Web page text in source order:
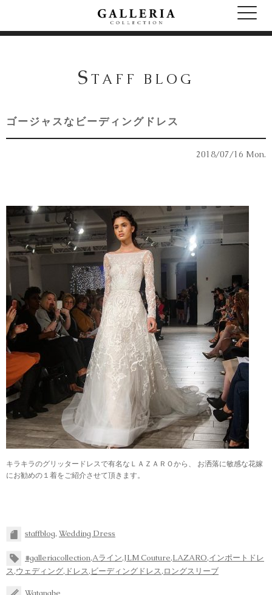
S TAFF BLOG
ゴージャスなビーディングドレス
2018/07/16 Mon.
キラキラのグリッタードレスで有名なＬＡＺＡＲＯから、 お洒落に敏感な花嫁
にお勧めの１着をご紹介させて頂きます。
staffblog, Wedding Dress
#galleriacollection,Aライン,JLM Couture,LAZARO,インポートドレ
ス,ウェディング, ドレス,ビーディングドレス,ロングスリーブ
Watanabe